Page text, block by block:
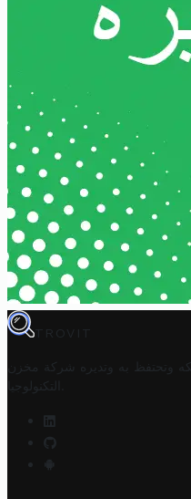
TROVIT
وتحتفظ به وتديره
شركة مخزن
التكنولوجيا